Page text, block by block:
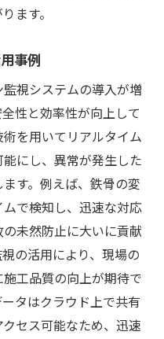
ます。
事例
視システムの導入が増
性と効率性が向上して
術を用いてリアルタイム
にし、異常が発生した
す。例えば、鉄骨の変
で検知し、迅速な対応
未然防止に大いに貢献
の活用により、現場の
工品質の向上が期待で
タはクラウド上で共有
セス可能なため、迅速